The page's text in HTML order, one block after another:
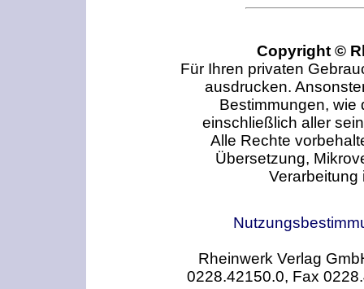
Copyright ©
Für Ihren privaten
ausdrucken.
Bestimmungen, wie
einschließlich aller
Alle Rechte
Übersetzung,
Verarbeitung
Rheinwerk Verlag
0228.42150.0, Fax